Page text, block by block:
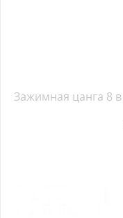
Зажимная цанга 8